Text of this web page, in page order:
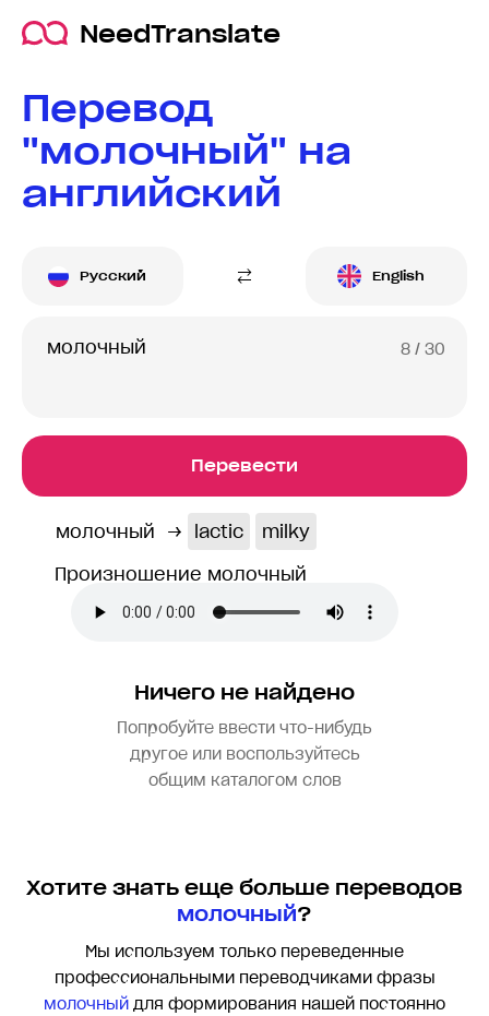
NeedTranslate
Перевод
"молочный" на
английский
Русский English
8 / 30
Перевести
молочный → lactic
milky
Произношение молочный
Ничего не найдено
Попробуйте ввести что-нибудь
другое или воспользуйтесь
общим каталогом слов
Хотите знать еще больше переводов
молочный?
Мы используем только переведенные
профессиональными переводчиками фразы
молочный для формирования нашей постоянно